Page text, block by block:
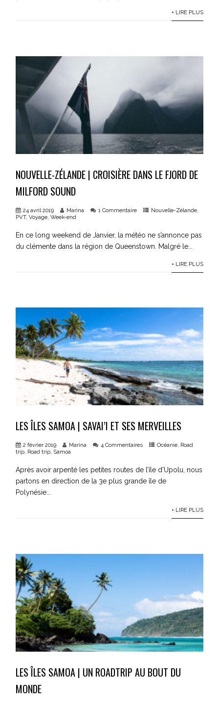
+ LIRE PLUS
NOUVELLE-ZÉLANDE | CROISIÈRE DANS LE FJORD DE
MILFORD SOUND
24 avril 2019 Marina 1 Commentaire Nouvelle-Zélande,
PVT,Voyage,Week-end
En ce long weekend de Janvier, la météo ne s’annonce pas
du clémente dans la région de Queenstown. Malgré le...
+ LIRE PLUS
LES ÎLES SAMOA | SAVAI’I ET SES MERVEILLES
2 février 2019 Marina 4 Commentaires Océanie, Road
trip, Road trip, Samoa
Après avoir arpenté les petites routes de l’île d’Upolu, nous
partons en direction de la 3e plus grande île de
Polynésie...
+ LIRE PLUS
LES ÎLES SAMOA | UN ROADTRIP AU BOUT DU
MONDE